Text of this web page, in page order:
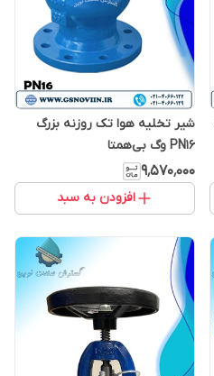
شیر تخلیه هوا تک روزنه بزرگ
PN16 وگ بی‌همتا
۹٬۵۷۰٬۰۰۰
افزودن به سبد